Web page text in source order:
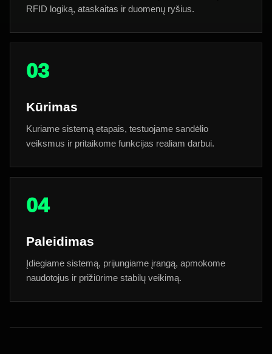
RFID logiką, ataskaitas ir duomenų ryšius.
03
Kūrimas
Kuriame sistemą etapais, testuojame sandėlio
veiksmus ir pritaikome funkcijas realiam darbui.
04
Paleidimas
Įdiegiame sistemą, prijungiame įrangą, apmokome
naudotojus ir prižiūrime stabilų veikimą.